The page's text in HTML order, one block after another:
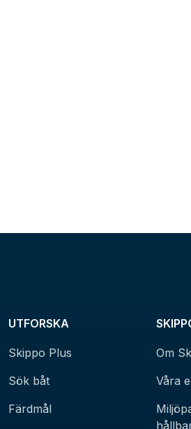
UTFORSKA
Skippo Plus
Sök båt
Färdmål
Om
Våra